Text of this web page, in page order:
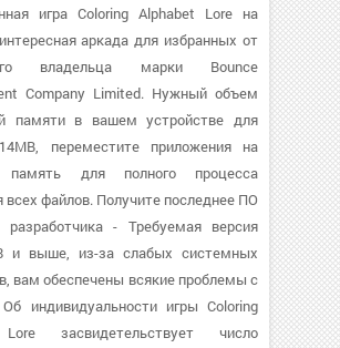
игра Coloring Alphabet Lore на
аркада для избранных от
владельца марки Bounce
Company Limited. Нужный объем
памяти в вашем устройстве для
переместите приложения на
для полного процесса
всех файлов. Получите последнее ПО
- Требуемая версия
и выше, из-за слабых системных
вам обеспечены всякие проблемы с
индивидуальности игры Coloring
засвидетельствует число